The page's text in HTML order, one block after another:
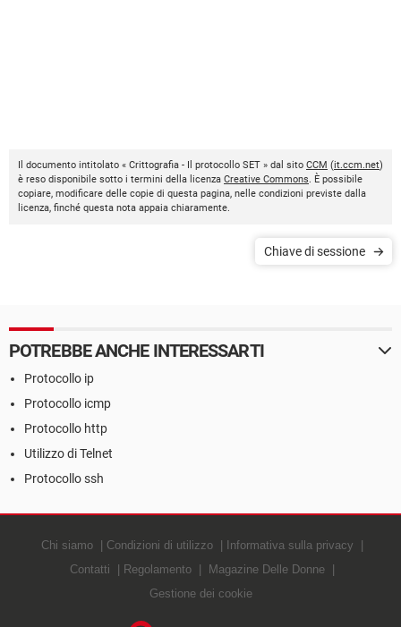
Il documento intitolato « Crittografia - Il protocollo SET » dal sito CCM (it.ccm.net)
è reso disponibile sotto i termini della licenza Creative Commons. È possibile
copiare, modificare delle copie di questa pagina, nelle condizioni previste dalla
licenza, finché questa nota appaia chiaramente.
Chiave di sessione
POTREBBE ANCHE INTERESSARTI
Protocollo ip
Protocollo icmp
Protocollo http
Utilizzo di Telnet
Protocollo ssh
Chi siamo Condizioni di utilizzo
Informativa sulla privacy
Contatti
Regolamento
Magazine Delle Donne
Gestione dei cookie